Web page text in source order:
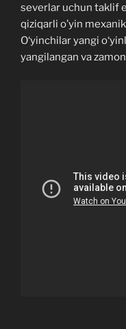
severlar uchun taklif
qiziqarli o’yin
O‘yinchilar yangi
yangilangan va